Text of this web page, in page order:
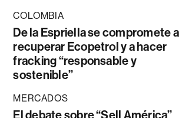
COLOMBIA
De la Espriella se compromete a
recuperar Ecopetrol y a hacer
fracking “responsable y
sostenible”
MERCADOS
El debate sobre “Sell América”